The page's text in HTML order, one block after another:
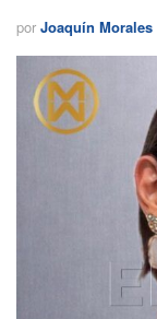
por Joaquín Morales